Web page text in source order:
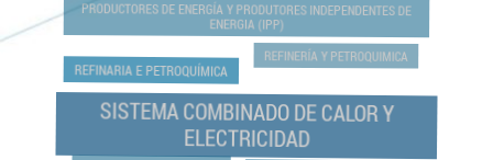
PRODUCTORES DE ENERGÍA Y PRODUTORES INDEPENDENTES DE
ENERGIA (IPP)
REFINARIA E PETROQUÍMICA
REFINERÍA Y PETROQUIMICA
SISTEMA COMBINADO DE CALOR Y
ELECTRICIDAD